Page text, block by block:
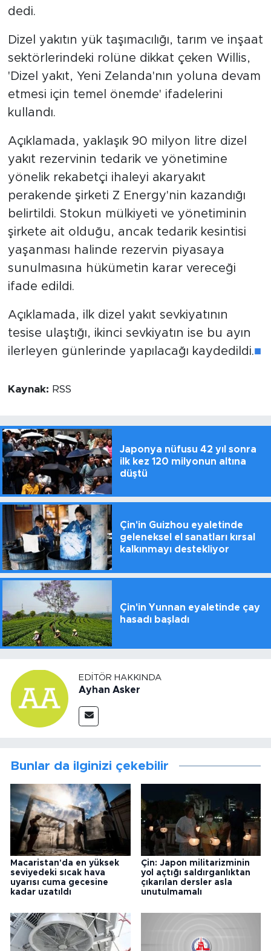
dedi.
Dizel yakıtın yük taşımacılığı, tarım ve inşaat
sektörlerindeki rolüne dikkat çeken Willis,
'Dizel yakıt, Yeni Zelanda'nın yoluna devam
etmesi için temel önemde' ifadelerini
kullandı.
Açıklamada, yaklaşık 90 milyon litre dizel
yakıt rezervinin tedarik ve yönetimine
yönelik rekabetçi ihaleyi akaryakıt
perakende şirketi Z Energy'nin kazandığı
belirtildi. Stokun mülkiyeti ve yönetiminin
şirkete ait olduğu, ancak tedarik kesintisi
yaşanması halinde rezervin piyasaya
sunulmasına hükümetin karar vereceği
ifade edildi.
Açıklamada, ilk dizel yakıt sevkiyatının
tesise ulaştığı, ikinci sevkiyatın ise bu ayın
ilerleyen günlerinde yapılacağı kaydedildi.■
Kaynak: RSS
Japonya nüfusu 42 yıl sonra
ilk kez 120 milyonun altına
düştü
Çin'in Guizhou eyaletinde
geleneksel el sanatları kırsal
kalkınmayı destekliyor
Çin'in Yunnan eyaletinde çay
hasadı başladı
EDITÖR HAKKINDA
Ayhan Asker
Bunlar da ilginizi çekebilir
Macaristan'da en yüksek
seviyedeki sıcak hava
uyarısı cuma gecesine
kadar uzatıldı
Çin: Japon militarizminin
yol açtığı saldırganlıktan
çıkarılan dersler asla
unutulmamalı